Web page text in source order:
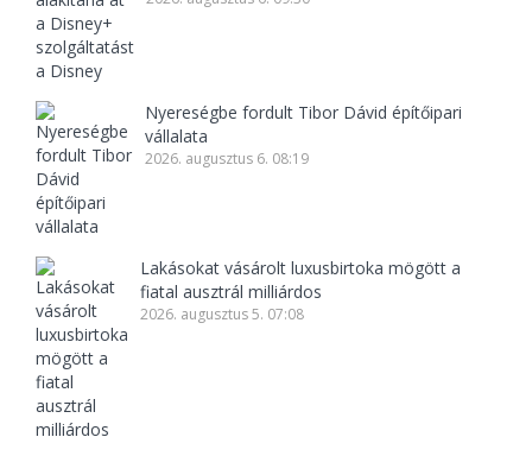
Nyereségbe fordult Tibor Dávid építőipari
vállalata
2026. augusztus 6. 08:19
Lakásokat vásárolt luxusbirtoka mögött a
fiatal ausztrál milliárdos
2026. augusztus 5. 07:08